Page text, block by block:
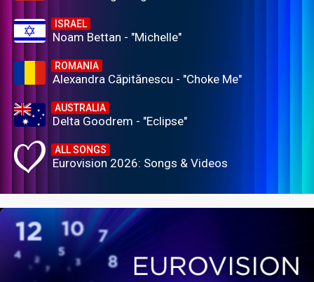
ISRAEL
Noam Bettan - "Michelle"
ROMANIA
Alexandra Căpitănescu - "Choke Me"
AUSTRALIA
Delta Goodrem - "Eclipse"
ALL SONGS
Eurovision 2026: Songs & Videos